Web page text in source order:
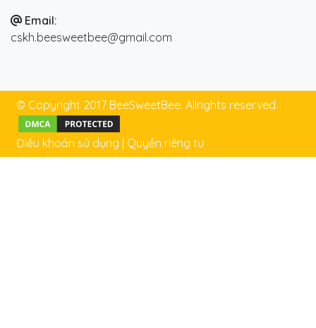
Email:
cskh.beesweetbee@gmail.com
© Copyright 2017 BeeSweetBee. Allrights reserved
Điều khoản sử dụng | Quyền riêng tư